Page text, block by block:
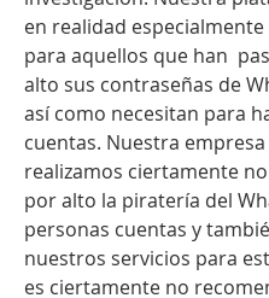
en realidad
para aquellos que han
alto sus contraseñas de
así como necesitan para
cuentas. Nuestra empresa
realizamos ciertamente
por alto la piratería del
personas cuentas y
nuestros servicios para
es ciertamente no